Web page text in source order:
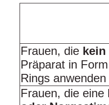
Frauen, die kein
Präparat in
Rings
Frauen, die eine